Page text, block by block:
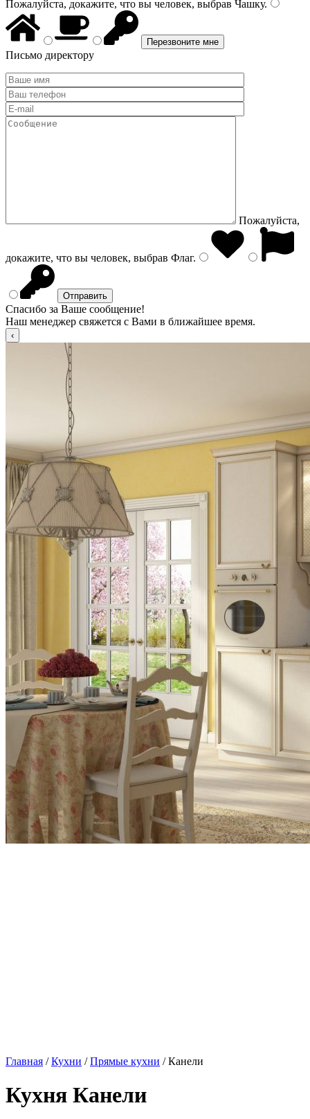
Пожалуйста, докажите, что вы человек, выбрав Чашку.
Письмо директору
Пожалуйста,
докажите, что вы человек, выбрав Флаг.
Спасибо за Ваше сообщение!
Наш менеджер свяжется с Вами в ближайшее время.
Главная /Кухни /Прямые кухни / Канели
Кухня Канели